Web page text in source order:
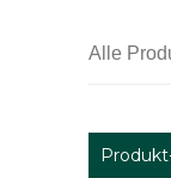
Alle